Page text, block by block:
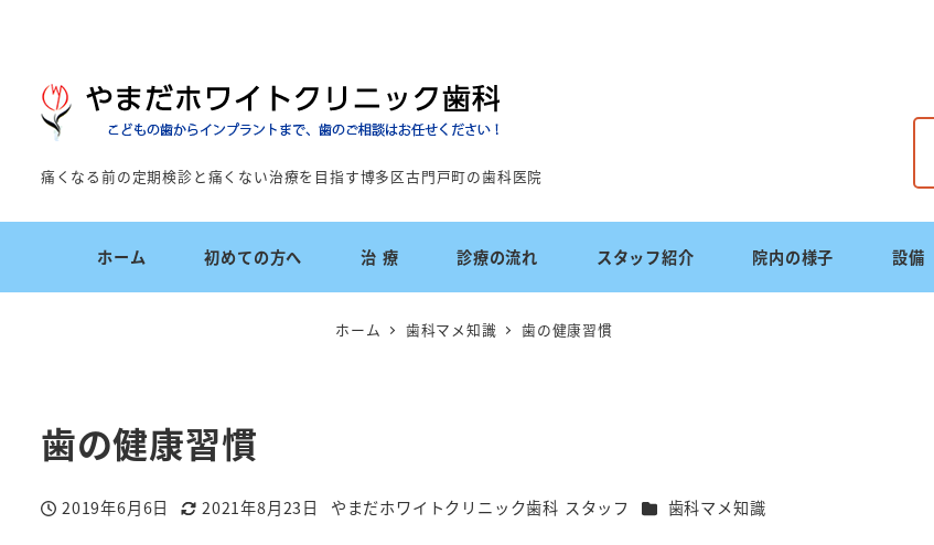
痛くなる前の定期検診と痛くない治療を目指す博多区古門戸町の歯科医院
ホーム 初めての方へ 治 療 診療の流れ スタッフ紹介 院内の様子 設備
ホーム 歯科マメ知識 歯の健康習慣
歯の健康習慣
投稿日
2019年6月6日
更新日
2021年8月23日
著
やまだホワイトクリニック歯科 スタッフ カテゴリー
歯科マメ知識